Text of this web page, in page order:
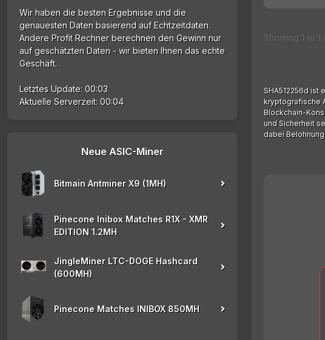
Wir haben die besten Ergebnisse und die
genauesten Daten basierend auf Echtzeitdaten.
Andere Profit Rechner berechnen den Gewinn nur
auf geschätzten Daten - wir bieten Ihnen das echte
Geschäft.
Letztes Update: 00:03
Aktuelle Serverzeit: 00:04
Neue ASIC-Miner
Bitmain Antminer X9 (1MH)
Pinecone Inibox Matches R1X - XMR
EDITION 1.2MH
JingleMiner LTC-DOGE Hashcard
(600MH)
Pinecone Matches INIBOX 850MH
Showing 1 to 1
SHA512256d ist
kryptografische
Blockchain-
und Sicherheit
dabei